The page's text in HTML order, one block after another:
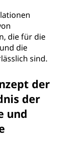
die für die
die
sind.
der
der
und